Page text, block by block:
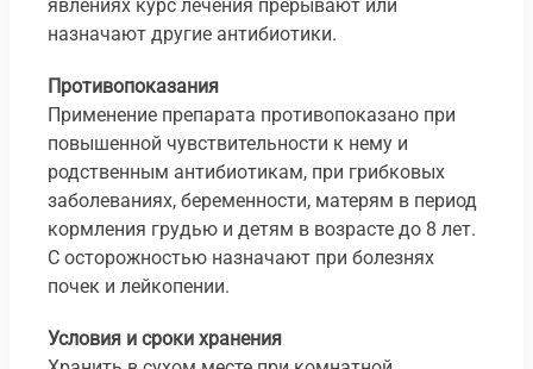
явлениях курс лечения прерывают или
назначают другие антибиотики.
Противопоказания
Применение препарата противопоказано при
повышенной чувствительности к нему и
родственным антибиотикам, при грибковых
заболеваниях, беременности, матерям в период
кормления грудью и детям в возрасте до 8 лет.
С осторожностью назначают при болезнях
почек и лейкопении.
Условия и сроки хранения